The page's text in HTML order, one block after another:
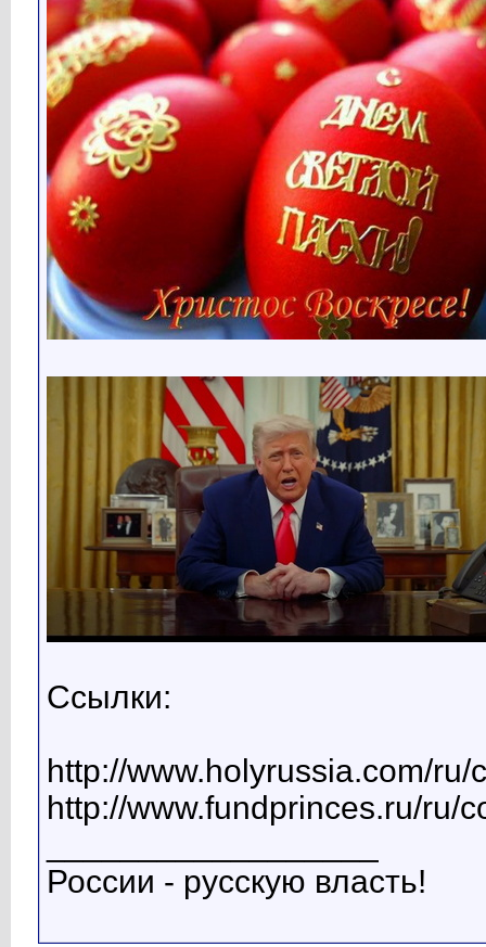
Ссылки:
http://www.holyrussia.com/ru/
http://www.fundprinces.ru/ru/
России - русскую власть!